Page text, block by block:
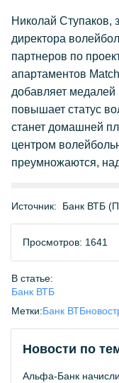
Николай Ступаков,
директора
партнеров по
апартаментов
добавляет медалей
повышает статус
станет домашней
центром
преумножаются,
Источник: Банк ВТБ
Просмотров: 1641
В статье:
Банк ВТБ
Метки:Банк ВТБ
Новости по
Альфа-Банк